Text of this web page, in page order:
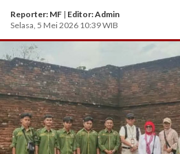
Reporter: MF | Editor: Admin
Selasa, 5 Mei 2026 10:39 WIB